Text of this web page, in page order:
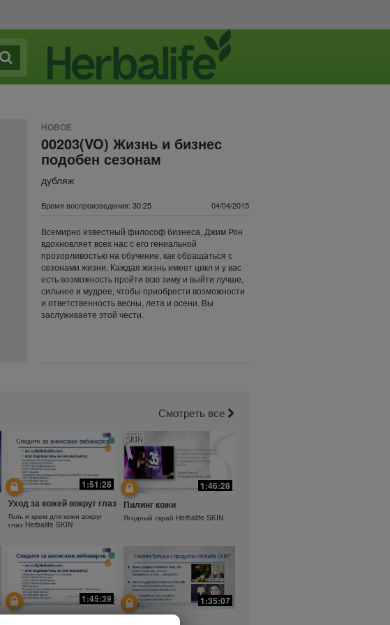
НОВОЕ
00203(VO) Жизнь и бизнес
подобен сезонам
дубляж
Время воспроизведения: 30:25 04/04/2015
Всемирно известный философ бизнеса, Джим Рон
вдохновляет всех нас с его гениальной
прозорливостью на обучение, как обращаться с
сезонами жизни. Каждая жизнь имеет цикл и у вас
есть возможность пройти всю зиму и выйти лучше,
сильнее и мудрее, чтобы приобрести возможности
и ответственность весны, лета и осени. Вы
заслуживаете этой чести.
Смотреть все
1:51:28
Уход за кожей вокруг глаз
Гель и крем для кожи вокруг
глаз Herbalife SKIN
1:46:28
Пилинг кожи
Ягодный скраб Herbalife SKIN
1:45:39
Защита от солнца.
1:35:07
Ежедневный